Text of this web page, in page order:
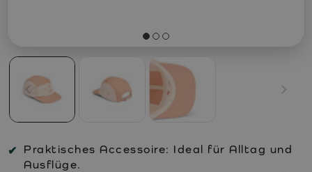
Praktisches Accessoire: Ideal für Alltag und
Ausflüge.